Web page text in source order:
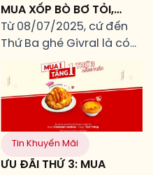
MUA XỐP BÒ BƠ TỎI,
TẶNG BÔNG LAN SỢI GÀ
Từ 08/07/2025, cứ đến
Thứ Ba ghé Givral là có
quà xịn: Mua Xốp Bò Bơ
Tỏi – nhận ngay Bông
Lan Sợi Gà ăn kèm siêu
ngon! Thông tin chi tiết
chương trình: Về bộ đôi
bánh ngon nhà Givral:
Điều kiện áp dụng: Để
Tin Khuyến Mãi
ƯU ĐÃI THỨ 3: MUA